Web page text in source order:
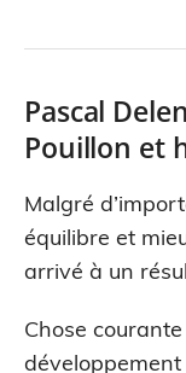
Pascal
Pouillon et
Malgré
équilibre et
arrivé à un
Chose